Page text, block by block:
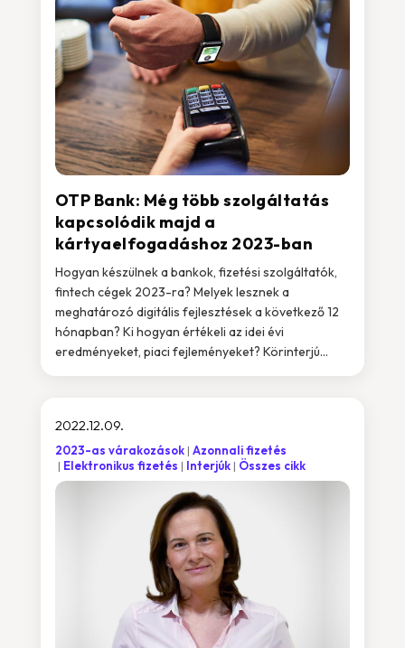
OTP Bank: Még több szolgáltatás
kapcsolódik majd a
kártyaelfogadáshoz 2023-ban
Hogyan készülnek a bankok, fizetési szolgáltatók,
fintech cégek 2023-ra? Melyek lesznek a
meghatározó digitális fejlesztések a következő 12
hónapban? Ki hogyan értékeli az idei évi
eredményeket, piaci fejleményeket? Körinterjú...
2022.12.09.
2023-as várakozások Azonnali fizetés
Elektronikus fizetés
Interjúk Összes cikk